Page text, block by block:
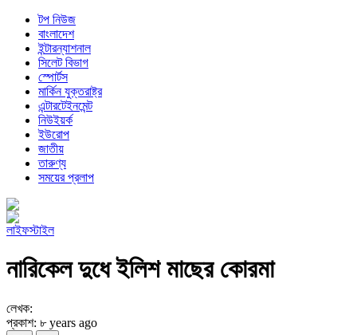
টপ নিউজ
বাংলাদেশ
ইন্টারন্যাশনাল
সিলেট বিভাগ
স্পোর্টস
মার্কিন যুক্তরাষ্ট্র
এন্টারটেইনমেন্ট
নিউইয়র্ক
ইউরোপ
জাতীয়
তারুণ্য
সময়ের প্রলাপ
লাইফস্টাইল
নারিকেল দুধে ইলিশ মাছের কোরমা
লেখক:
প্রকাশ: ৮ years ago